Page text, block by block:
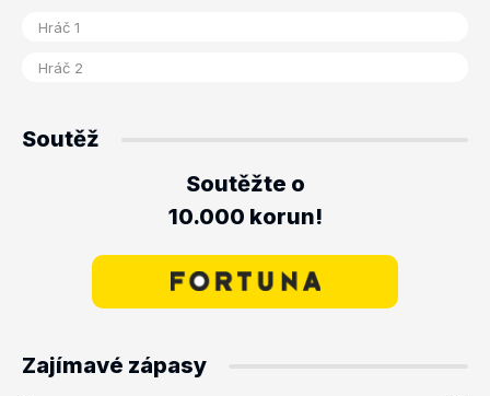
Soutěž
Soutěžte o
10.000 korun!
Zajímavé zápasy